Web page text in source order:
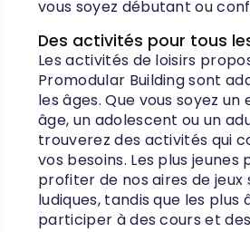
vous soyez débutant ou
Des activités pour tous
Les activités de loisirs
Promodular Building sont
les âges. Que vous soyez
âge, un adolescent ou un
trouverez des activités qui
vos besoins. Les plus jeunes
profiter de nos aires de jeux
ludiques, tandis que les plus
participer à des cours et